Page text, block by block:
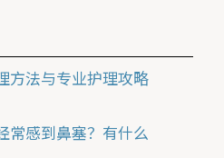
方法与专业护理攻略
常感到鼻塞？有什么